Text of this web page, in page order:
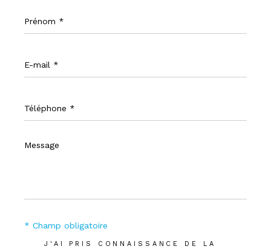
*
mail
*
*
Message
J'AI PRIS CONNAISSANCE DE LA
* Champ obligatoire